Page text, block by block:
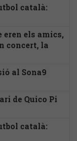
català:
eren els amics,
concert, la
al Sona9
de Quico Pi
català: